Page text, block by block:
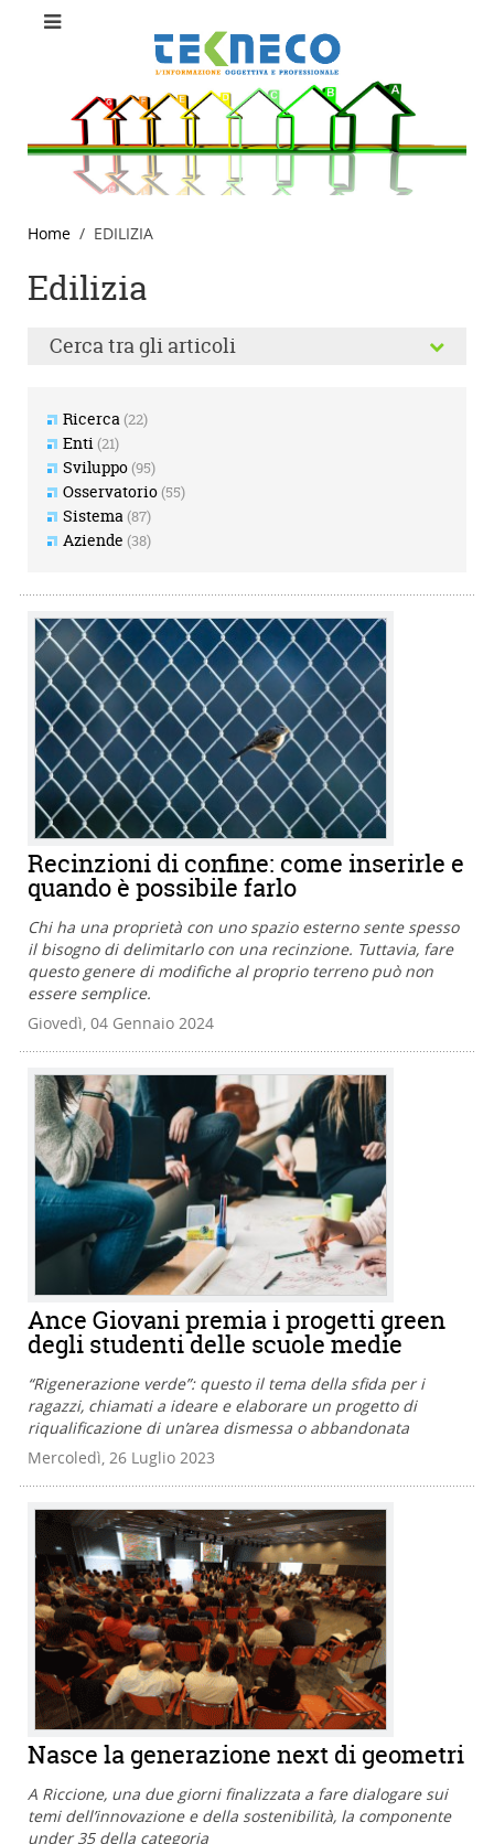
Home EDILIZIA
Edilizia
Cerca tra gli articoli
Pulisci
Ricerca(22)
Enti(21)
Sviluppo(95)
Osservatorio(55)
Sistema(87)
Aziende (38)
Recinzioni di confine: come inserirle e
quando è possibile farlo
Chi ha una proprietà con uno spazio esterno sente spesso
il bisogno di delimitarlo con una recinzione. Tuttavia, fare
questo genere di modifiche al proprio terreno può non
essere semplice.
Giovedì, 04 Gennaio 2024
Ance Giovani premia i progetti green
degli studenti delle scuole medie
“Rigenerazione verde”: questo il tema della sfida per i
ragazzi, chiamati a ideare e elaborare un progetto di
riqualificazione di un’area dismessa o abbandonata
Mercoledì, 26 Luglio 2023
Nasce la generazione next di geometri
A Riccione, una due giorni finalizzata a fare dialogare sui
temi dell’innovazione e della sostenibilità, la componente
under 35 della categoria